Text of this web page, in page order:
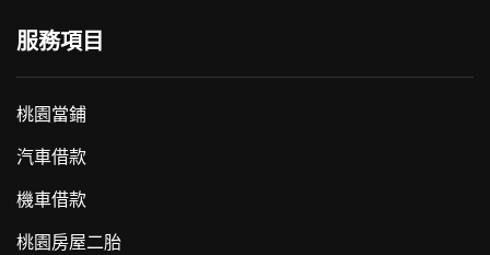
服務項目
桃園當鋪
汽車借款
機車借款
桃園房屋二胎